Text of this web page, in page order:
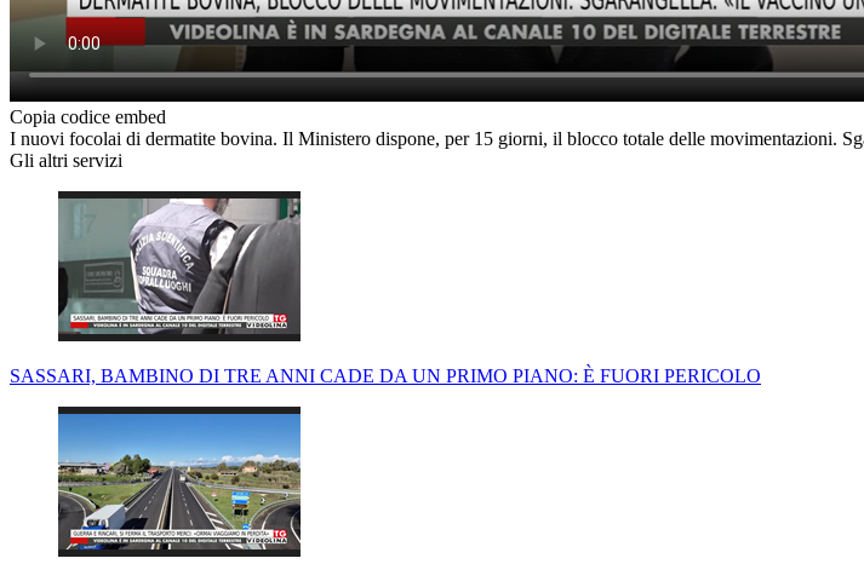
Copia codice embed
I nuovi focolai di dermatite bovina. Il Ministero dispone, per 15 giorni, il blocco totale delle movimentazioni.
Gli altri servizi
SASSARI, BAMBINO DI TRE ANNI CADE DA UN PRIMO PIANO: È FUORI PERICOLO